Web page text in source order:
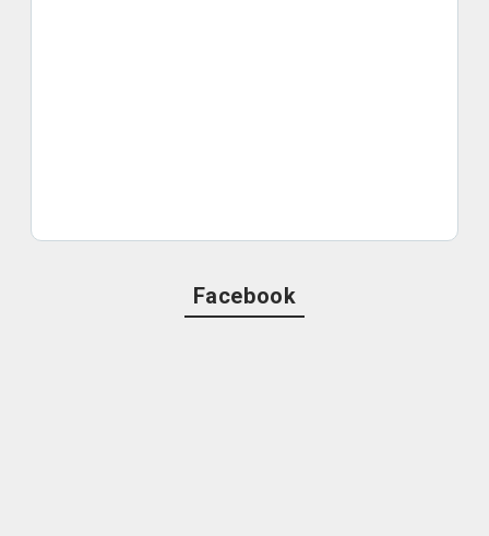
Facebook